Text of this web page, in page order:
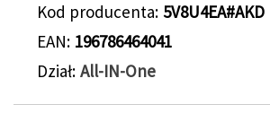
Kod producenta 5V8U4EA#AKD
EAN 196786464041
Dział All-IN-One